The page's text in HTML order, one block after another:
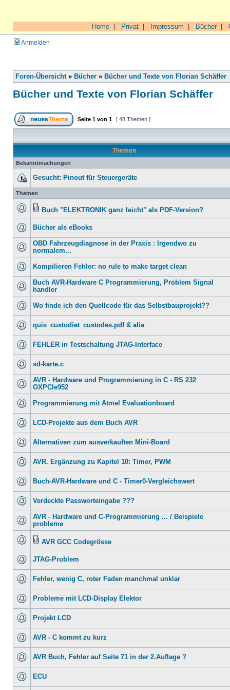
Home Privat Impressum Bücher|
Anmelden
Foren-Übersicht» Bücher » Bücher und Texte von Florian Schäffer
Bücher und Texte von Florian Schäffer
Seite 1 von 1 [ 48 Themen ]
Themen
Bekanntmachungen
Gesucht: Pinout für Steuergeräte
Themen
Buch "ELEKTRONIK ganz leicht" als PDF-Version?
Bücher als eBooks
OBD Fahrzeugdiagnose in der Praxis : Irgendwo zu
normalem...
Kompilieren Fehler: no rule to make target clean
Buch AVR-Hardware C Programmierung, Problem Signal
handler
Wo finde ich den Quellcode für das Selbstbauprojekt??
quis_custodiet_custodes.pdf & alia
FEHLER in Testschaltung JTAG-Interface
sd-karte.c
AVR - Hardware und Programmierung in C - RS 232
OXPCIe952
Programmierung mit Atmel Evaluationboard
LCD-Projekte aus dem Buch AVR
Alternativen zum ausverkauften Mini-Board
AVR. Ergänzung zu Kapitel 10: Timer, PWM
Buch-AVR-Hardware und C - Timer0-Vergleichswert
Verdeckte Passworteingabe ???
AVR - Hardware und C-Programmierung ... / Beispiele
probleme
AVR GCC Codegrösse
JTAG-Problem
Fehler, wenig C, roter Faden manchmal unklar
Probleme mit LCD-Display Elektor
Projekt LCD
AVR - C kommt zu kurz
AVR Buch, Fehler auf Seite 71 in der 2.Auflage ?
ECU